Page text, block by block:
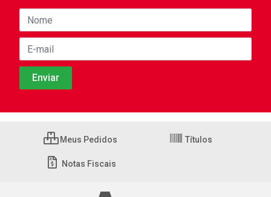
Meus Pedidos Títulos
Notas Fiscais